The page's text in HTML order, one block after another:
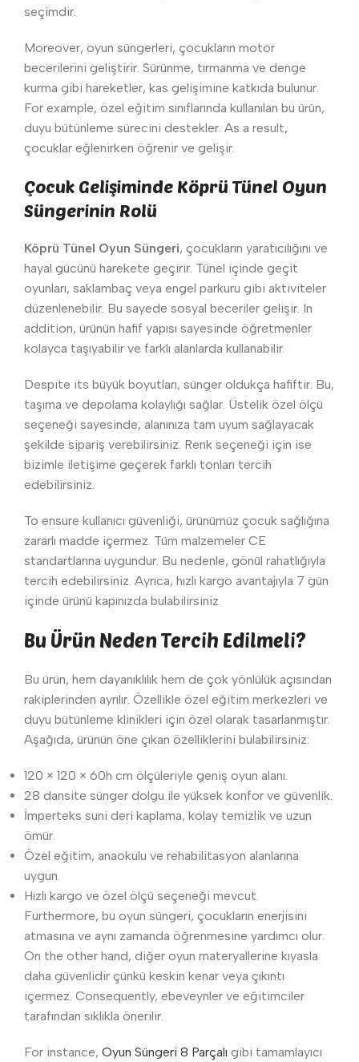
seçimdir.
Moreover, oyun süngerleri, çocukların motor
becerilerini geliştirir. Sürünme, tırmanma ve denge
kurma gibi hareketler, kas gelişimine katkıda bulunur.
For example, özel eğitim sınıflarında kullanılan bu ürün,
duyu bütünleme sürecini destekler. As a result,
çocuklar eğlenirken öğrenir ve gelişir.
Çocuk Gelişiminde Köprü Tünel Oyun
Süngerinin Rolü
Köprü Tünel Oyun Süngeri, çocukların yaratıcılığını ve
hayal gücünü harekete geçirir. Tünel içinde geçit
oyunları, saklambaç veya engel parkuru gibi aktiviteler
düzenlenebilir. Bu sayede sosyal beceriler gelişir. In
addition, ürünün hafif yapısı sayesinde öğretmenler
kolayca taşıyabilir ve farklı alanlarda kullanabilir.
Despite its büyük boyutları, sünger oldukça hafiftir. Bu,
taşıma ve depolama kolaylığı sağlar. Üstelik özel ölçü
seçeneği sayesinde, alanınıza tam uyum sağlayacak
şekilde sipariş verebilirsiniz. Renk seçeneği için ise
bizimle iletişime geçerek farklı tonları tercih
edebilirsiniz.
To ensure kullanıcı güvenliği, ürünümüz çocuk sağlığına
zararlı madde içermez. Tüm malzemeler CE
standartlarına uygundur. Bu nedenle, gönül rahatlığıyla
tercih edebilirsiniz. Ayrıca, hızlı kargo avantajıyla 7 gün
içinde ürünü kapınızda bulabilirsiniz.
Bu Ürün Neden Tercih Edilmeli?
Bu ürün, hem dayanıklılık hem de çok yönlülük açısından
rakiplerinden ayrılır. Özellikle özel eğitim merkezleri ve
duyu bütünleme klinikleri için özel olarak tasarlanmıştır.
Aşağıda, ürünün öne çıkan özelliklerini bulabilirsiniz:
120 × 120 × 60h cm ölçüleriyle geniş oyun alanı.
28 dansite sünger dolgu ile yüksek konfor ve güvenlik.
İmperteks suni deri kaplama, kolay temizlik ve uzun
ömür.
Özel eğitim, anaokulu ve rehabilitasyon alanlarına
uygun.
Hızlı kargo ve özel ölçü seçeneği mevcut.
Furthermore, bu oyun süngeri, çocukların enerjisini
atmasına ve aynı zamanda öğrenmesine yardımcı olur.
On the other hand, diğer oyun materyallerine kıyasla
daha güvenlidir çünkü keskin kenar veya çıkıntı
içermez. Consequently, ebeveynler ve eğitimciler
tarafından sıklıkla önerilir.
For instance, Oyun Süngeri 8 Parçalı gibi tamamlayıcı